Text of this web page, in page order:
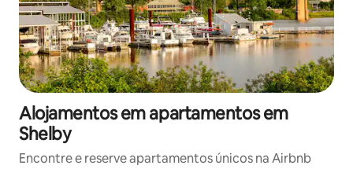
Alojamentos em apartamentos em
Shelby
Encontre e reserve apartamentos únicos na Airbnb